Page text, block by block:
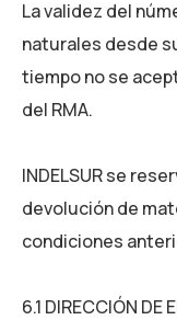
La validez del
naturales desde
tiempo no se
del RMA.
INDELSUR se
devolución de
condiciones
6.1 DIRECCIÓN DE